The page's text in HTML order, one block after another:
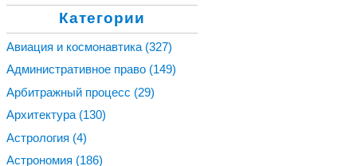
Категории
Авиация и космонавтика (327)
Административное право (149)
Арбитражный процесс (29)
Архитектура (130)
Астрология (4)
Астрономия (186)